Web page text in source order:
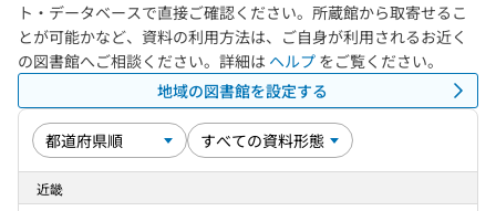
ト・データベースで直接ご確認ください。所蔵館から取寄せるこ
とが可能かなど、資料の利用方法は、ご自身が利用されるお近く
の図書館へご相談ください。詳細は ヘルプ をご覧ください。
地域の図書館を設定する
近畿